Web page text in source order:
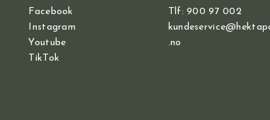
Facebook
Instagram
Youtube
TikTok
Tlf: 900 97 002
.no